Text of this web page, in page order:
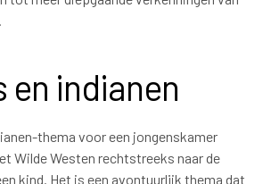
en indianen
thema voor een jongenskamer
Wilde Westen rechtstreeks naar de
kind. Het is een avontuurlijk thema dat